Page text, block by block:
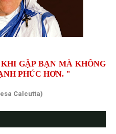
GẶP BẠN MÀ KHÔNG
PHÚC HƠN. "
Calcutta)